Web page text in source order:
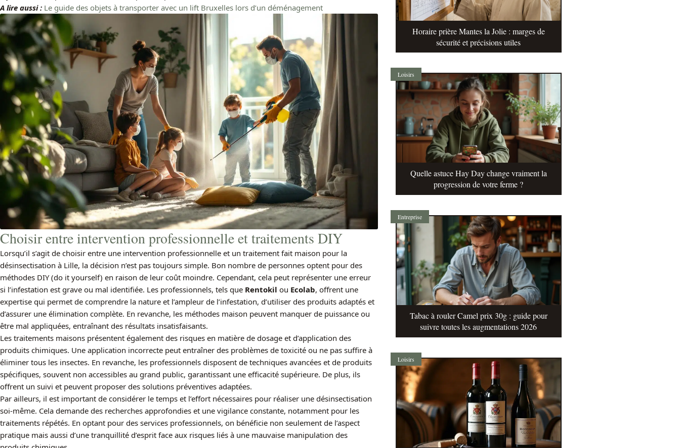
A lire aussi : Le guide des objets à transporter avec un lift Bruxelles lors d’un déménagement
Choisir entre intervention professionnelle et traitements DIY
Lorsqu’il s’agit de choisir entre une intervention professionnelle et un traitement fait maison pour la
désinsectisation à Lille, la décision n’est pas toujours simple. Bon nombre de personnes optent pour des
méthodes DIY (do it yourself) en raison de leur coût moindre. Cependant, cela peut représenter une erreur
si l’infestation est grave ou mal identifiée. Les professionnels, tels que Rentokil ou Ecolab, offrent une
expertise qui permet de comprendre la nature et l’ampleur de l’infestation, d’utiliser des produits adaptés et
d’assurer une élimination complète. En revanche, les méthodes maison peuvent manquer de puissance ou
être mal appliquées, entraînant des résultats insatisfaisants.
Les traitements maisons présentent également des risques en matière de dosage et d’application des
produits chimiques. Une application incorrecte peut entraîner des problèmes de toxicité ou ne pas suffire à
éliminer tous les insectes. En revanche, les professionnels disposent de techniques avancées et de produits
spécifiques, souvent non accessibles au grand public, garantissant une efficacité supérieure. De plus, ils
offrent un suivi et peuvent proposer des solutions préventives adaptées.
Par ailleurs, il est important de considérer le temps et l’effort nécessaires pour réaliser une désinsectisation
soi-même. Cela demande des recherches approfondies et une vigilance constante, notamment pour les
traitements répétés. En optant pour des services professionnels, on bénéficie non seulement de l’aspect
pratique mais aussi d’une tranquillité d’esprit face aux risques liés à une mauvaise manipulation des
Horaire prière Mantes la Jolie : marges de
sécurité et précisions utiles
Loisirs
Quelle astuce Hay Day change vraiment la
progression de votre ferme ?
Entreprise
Tabac à rouler Camel prix 30g : guide pour
suivre toutes les augmentations 2026
Loisirs